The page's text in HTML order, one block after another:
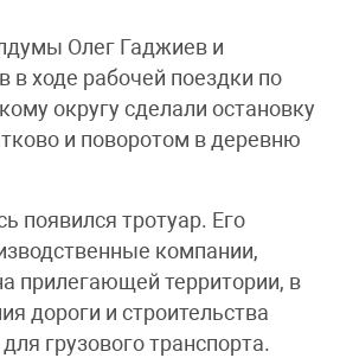
Олег Гаджиев и
в ходе рабочей поездки по
округу сделали остановку
и поворотом в деревню
появился тротуар. Его
компании,
прилегающей территории, в
дороги и строительства
грузового транспорта.